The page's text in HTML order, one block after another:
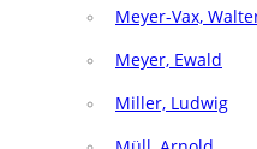
Meyer-Vax,
Meyer, Ewald
Miller, Ludwig